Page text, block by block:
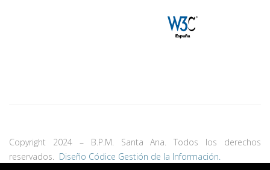
Copyright 2024 – B.P.M. Santa Ana. Todos los derechos
reservados.
Diseño Códice Gestión de la Información.